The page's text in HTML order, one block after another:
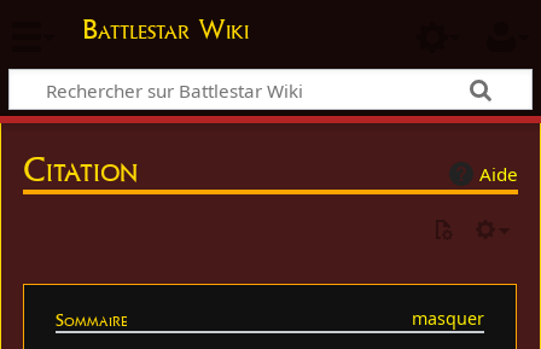
Battlestar Wiki
Aide
Citation
Sommaire